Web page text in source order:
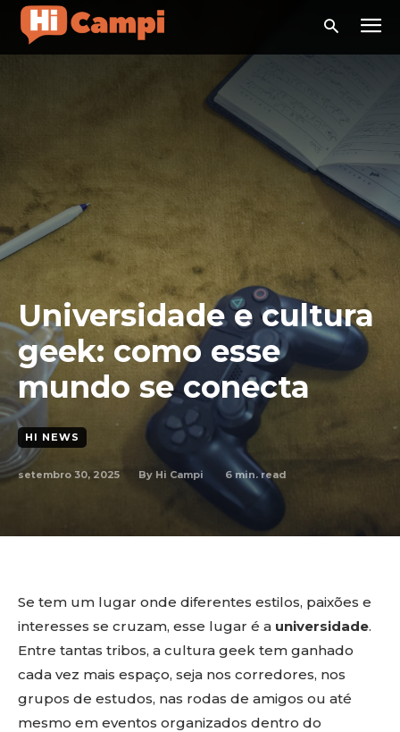
Universidade e cultura
geek: como esse
mundo se conecta
HI NEWS
setembro 30, 2025 By Hi Campi 6min. read
Se tem um lugar onde diferentes estilos, paixões e
interesses se cruzam, esse lugar é a universidade.
Entre tantas tribos, a cultura geek tem ganhado
cada vez mais espaço, seja nos corredores, nos
grupos de estudos, nas rodas de amigos ou até
mesmo em eventos organizados dentro do